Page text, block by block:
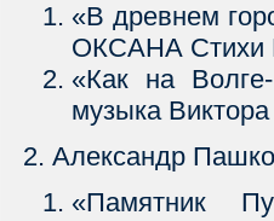
«В древнем
ОКСАНА Стихи
«Как на
музыка
2. Александр
«Памятник